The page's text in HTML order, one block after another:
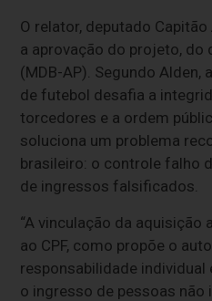
O relator, deputado
a aprovação do projeto, do
(MDB-AP). Segundo Alden,
de futebol desafia a
torcedores e a ordem
soluciona um problema
brasileiro: o controle falho
de ingressos falsificados.
“A vinculação da
ao CPF, como propõe o
responsabilidade
o ingresso de pessoas não